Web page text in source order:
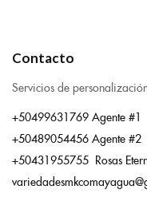
Contacto
Servicios de
+50499631769 Agente #1
+50489054456 Agente #2
+50431955755 Rosas